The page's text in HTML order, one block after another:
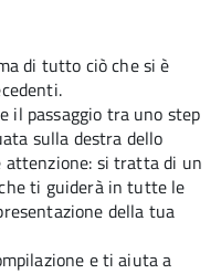
di tutto ciò che si è
il passaggio tra uno step
sulla destra dello
attenzione: si tratta di un
ti guiderà in tutte le
della tua
e ti aiuta a